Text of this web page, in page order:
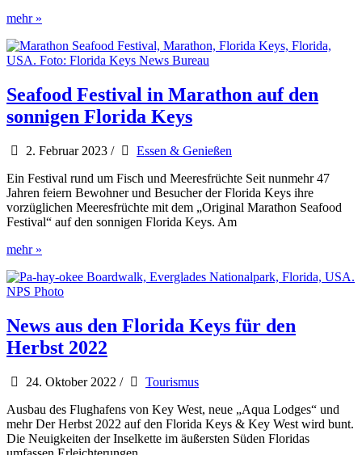
Stone
Saison
auf
Florida
Keys
mehr »
Seafood Festival in Marathon auf den
sonnigen Florida Keys
2. Februar 2023 /
Essen & Genießen
Ein Festival rund um Fisch und Meeresfrüchte Seit nunmehr 47
Jahren feiern Bewohner und Besucher der Florida Keys ihre
vorzüglichen Meeresfrüchte mit dem „Original Marathon Seafood
Festival“ auf den sonnigen Florida Keys. Am
Seafood
in
Marathon
den
sonnigen
Florida
mehr »
News aus den Florida Keys für den
Herbst 2022
24. Oktober 2022 /
Tourismus
Ausbau des Flughafens von Key West, neue „Aqua Lodges“ und
mehr Der Herbst 2022 auf den Florida Keys & Key West wird bunt.
Die Neuigkeiten der Inselkette im äußersten Süden Floridas